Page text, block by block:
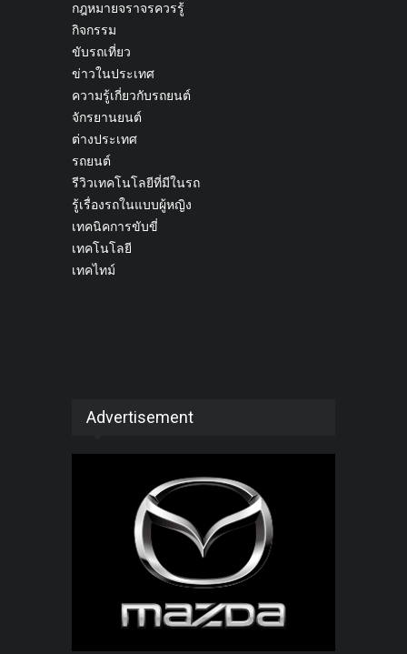
กฎหมายจราจรควรรู้
กิจกรรม
ขับรถเที่ยว
ข่าวในประเทศ
ความรู้เกี่ยวกับรถยนต์
จักรยานยนต์
ต่างประเทศ
รถยนต์
รีวิวเทคโนโลยีที่มีในรถ
รู้เรื่องรถในแบบผู้หญิง
เทคนิคการขับขี่
เทคโนโลยี
เทคไทม์
Advertisement